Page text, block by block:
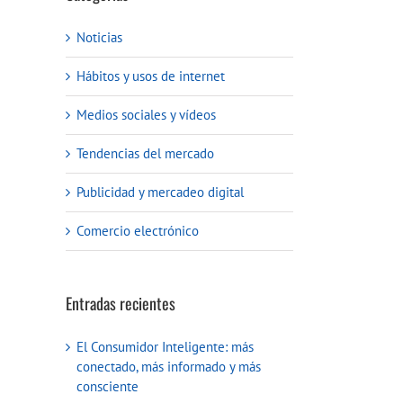
Noticias
Hábitos y usos de internet
Medios sociales y vídeos
Tendencias del mercado
Publicidad y mercadeo digital
Comercio electrónico
Entradas recientes
El Consumidor Inteligente: más
conectado, más informado y más
consciente